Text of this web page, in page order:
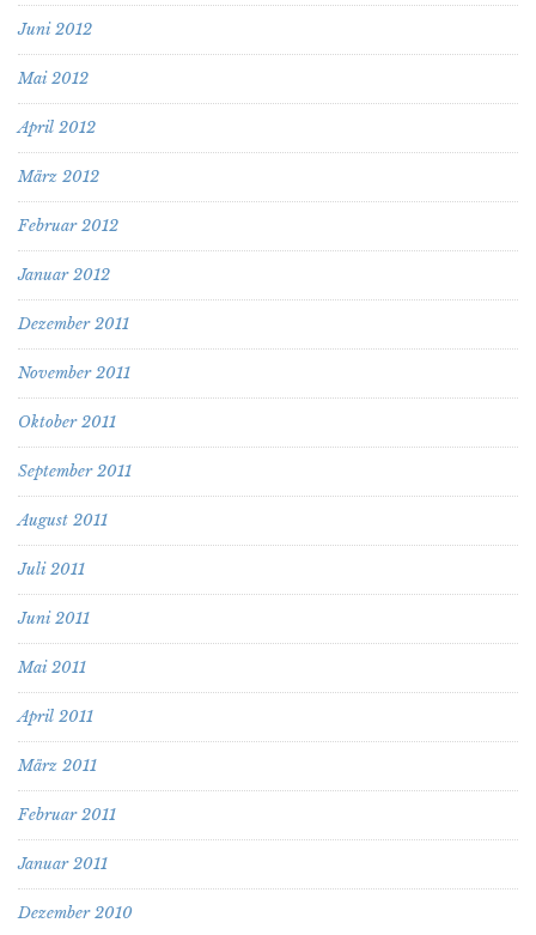
Juni 2012
Mai 2012
April 2012
März 2012
Februar 2012
Januar 2012
Dezember 2011
November 2011
Oktober 2011
September 2011
August 2011
Juli 2011
Juni 2011
Mai 2011
April 2011
März 2011
Februar 2011
Januar 2011
Dezember 2010